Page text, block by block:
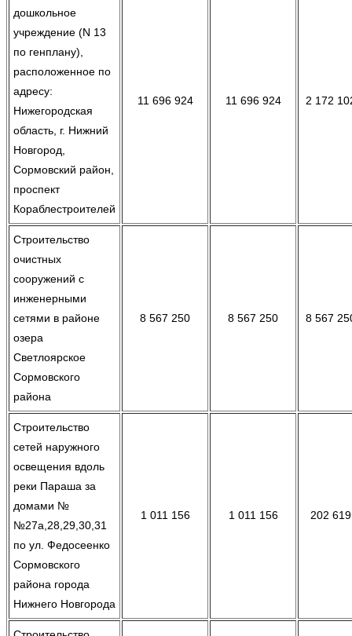
дошкольное
учреждение (N 13
по генплану),
расположенное по
адресу:
Нижегородская
область, г. Нижний
Новгород,
Сормовский район,
проспект
Кораблестроителей
11 696 924 11 696 924 2 172
Строительство
очистных
сооружений с
инженерными
сетями в районе
озера
Светлоярское
Сормовского
района
8 567 250 8 567 250 8 567
Строительство
сетей наружного
освещения вдоль
реки Параша за
домами №
№27а,28,29,30,31
по ул. Федосеенко
Сормовского
района города
Нижнего Новгорода
1 011 156 1 011 156 202 619